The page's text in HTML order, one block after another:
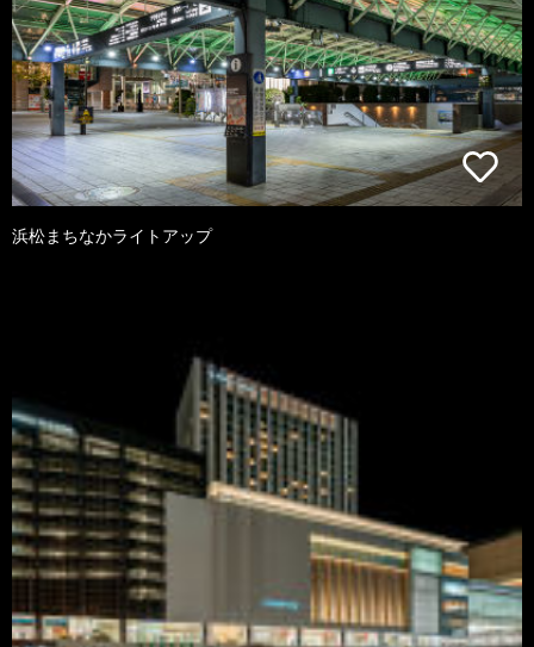
浜松まちなかライトアップ